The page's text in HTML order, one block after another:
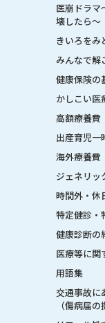
医崩ドラマ
壊したら〜
きいろをみ
みんなで解
健康保険の
かしこい医
高額療養費
出産育児一
海外療養費
ジェネリッ
時間外・休
特定健診・
健康診断の
医療等に関
用語集
交通事故に
（傷病届